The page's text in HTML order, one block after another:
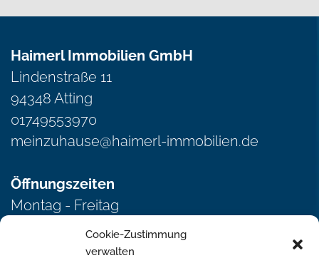
Cookie-Zustimmung
verwalten
Haimerl Immobilien GmbH
Lindenstraße 11
94348 Atting
01749553970
meinzuhause@haimerl-immobilien.de
Öffnungszeiten
Montag - Freitag
von 8.00 - 12.00 Uhr
und 13.00 - 17.00 Uhr